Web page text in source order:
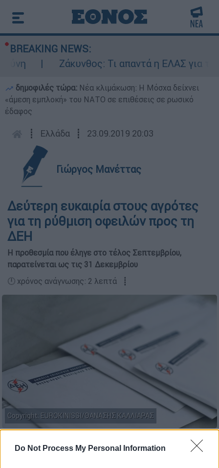
Do Not Process My Personal Information
BREAKING NEWS:
Ζάκυνθος: Τι απαντά η ΕΛΑΣ για
δημοφιλές τώρα: Νέα κλιμάκωση: Η Μόσχα δείχνει
«άμεση εμπλοκή» του ΝΑΤΟ σε επιθέσεις σε ρωσικό
έδαφος
┋ Ελλάδα ┋ 23.09.2019 20:03
Γιώργος Μανέττας
Δεύτερη ευκαιρία στους αγρότες
για τη ρύθμιση οφειλών προς τη
ΔΕΗ
Η προθεσμία που έληγε στο τέλος Σεπτεμβρίου,
παρατείνεται ως τις 31 Δεκεμβρίου
🕛 χρόνος ανάγνωσης: 2 λεπτά ┋
Copyright: EUROKINISSI/ΘΑΝΑΣΗΣ ΚΑΛΛΙΑΡΑΣ
Προσθέστε το ΕΘΝΟΣ στη Google